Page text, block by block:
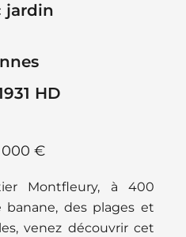
jardin
HD
000 €
Montfleury, à 400
des plages et
venez découvrir cet